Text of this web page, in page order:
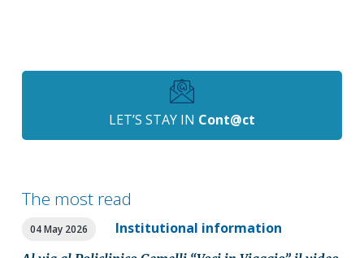
LET’S STAY IN Cont@ct
The most read
04 May 2026 Institutional information